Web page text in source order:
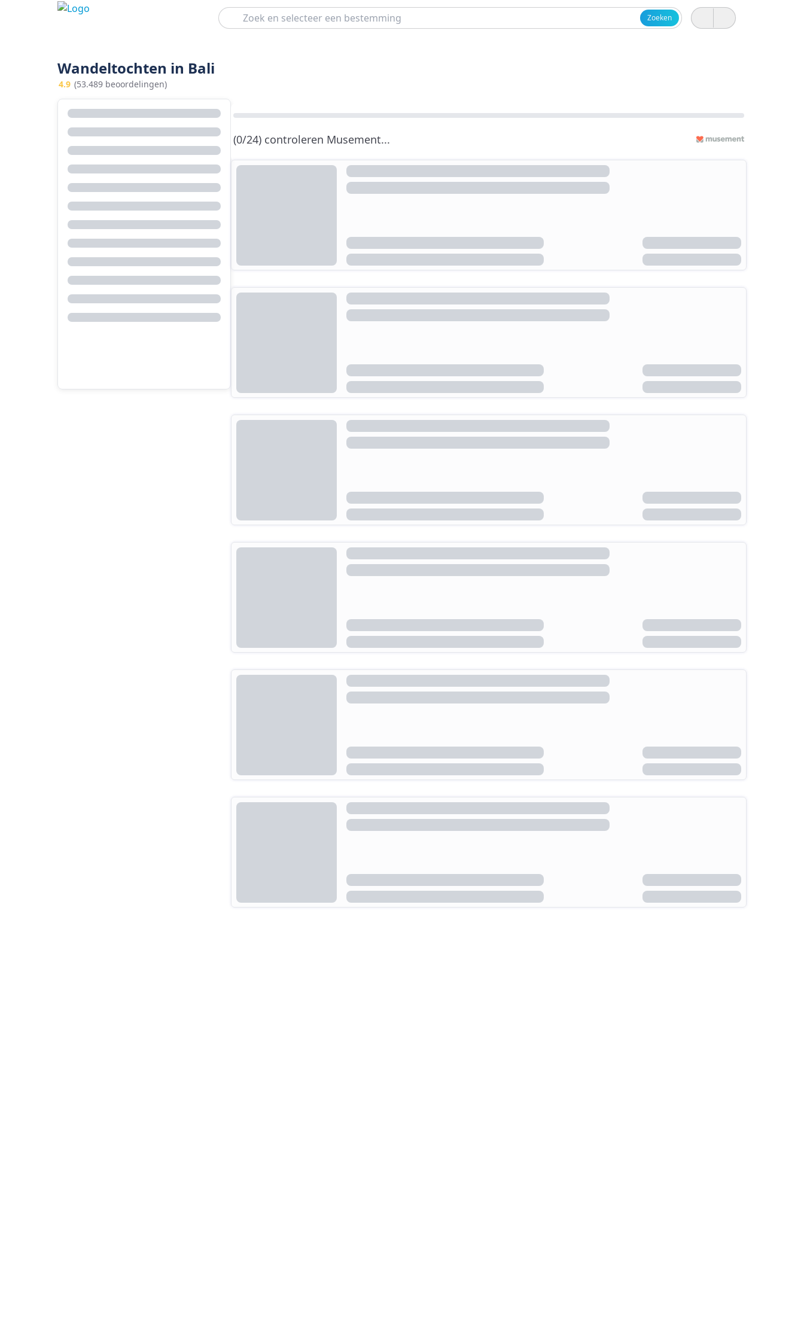
Zoeken
Zoeken
Wandeltochten in Bali
4.9 (53.489 beoordelingen)
(0/24) controleren Musement...